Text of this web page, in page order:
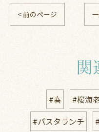
< 前のページ
関
#春 #桜海
#パスタランチ